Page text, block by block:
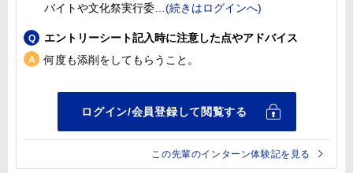
バイトや文化祭実行委
エントリーシート記入時に注意した点やアドバイス
何度も添削をしてもらうこと。
この先輩のインターン体験記を見る